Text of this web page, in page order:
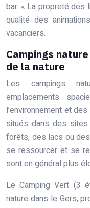
bar. « La propreté des
qualité des
vacanciers.
Campings
de la nature
Les campings
emplacements
l’environnement et
situés dans des sites
forêts, des lacs ou
se ressourcer et se
sont en général plus
Le Camping Vert (3
nature dans le Gers,